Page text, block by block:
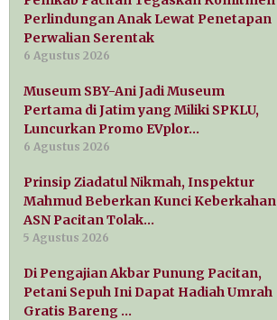
Perlindungan Anak Lewat Penetapan
Perwalian Serentak
6 Agustus 2026
Museum SBY-Ani Jadi Museum
Pertama di Jatim yang Miliki SPKLU,
Luncurkan Promo EVplor…
6 Agustus 2026
Prinsip Ziadatul Nikmah, Inspektur
Mahmud Beberkan Kunci Keberkahan
ASN Pacitan Tolak…
5 Agustus 2026
Di Pengajian Akbar Punung Pacitan,
Petani Sepuh Ini Dapat Hadiah Umrah
Gratis Bareng …